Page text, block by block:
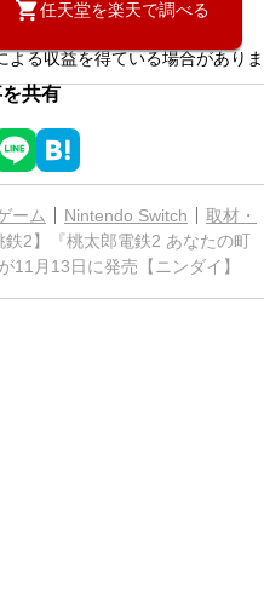
任天堂を楽天で調べる
る収益を得ている場合がありま
共有
ーム Nintendo Switch
取材・
鉄2】『桃太郎電鉄2 あなたの町
11月13日に発売【ニンダイ】